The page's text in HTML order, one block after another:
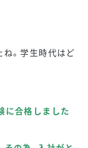
。学生時代はど
に合格しました